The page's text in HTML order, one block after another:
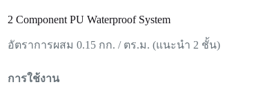
2 Component PU Waterproof System
อัตราการผสม 0.15 กก. / ตร.ม. (แนะนำ 2 ชั้น)
การใช้งาน